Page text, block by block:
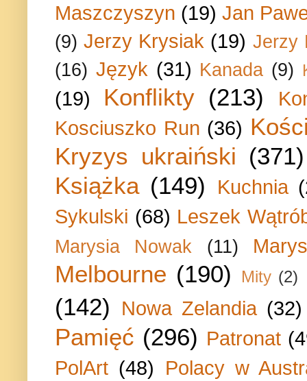
Maszczyszyn (19) Jan
(9) Jerzy Krysiak (19) Jerzy
(16) Język (31) Kanada (9)
(19) Konflikty (213)
Kosciuszko Run (36)
Kryzys ukraiński (371)
Książka (149) Kuchnia
Sykulski (68) Leszek
Marysia Nowak (11)
Melbourne (190) Mity (2)
(142) Nowa Zelandia (32)
Pamięć (296) Patronat
PolArt (48) Polacy w